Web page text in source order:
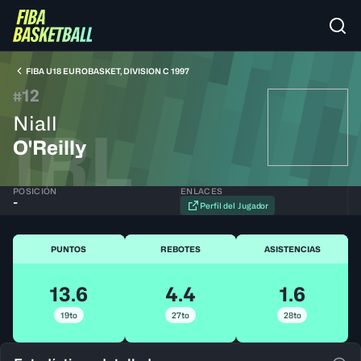
FIBA U18 EUROBASKET, DIVISION C 1997
#12
Niall
O'Reilly
IRL
POSICIÓN
-
ENLACES
Perfil del Jugador
PUNTOS
13.6
19to
REBOTES
4.4
27to
ASISTENCIAS
1.6
28to